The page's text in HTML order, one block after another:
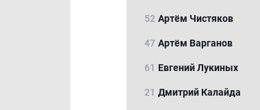
52 Артём Чистяков
47 Артём Варганов
61 Евгений Лукиных
21 Дмитрий Калайда